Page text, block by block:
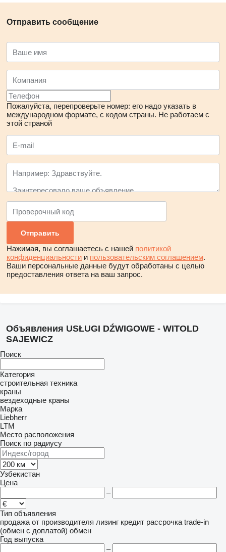
Отправить сообщение
Пожалуйста, перепроверьте номер: его надо указать в
международном формате, с кодом страны. Не работаем с
этой страной
Нажимая, вы соглашаетесь с нашей политикой
конфиденциальности и пользовательским соглашением.
Ваши персональные данные будут обработаны с целью
предоставления ответа на ваш запрос.
Объявления USŁUGI DŹWIGOWE - WITOLD
SAJEWICZ
Поиск
Категория
строительная техника
краны
вездеходные краны
Марка
Liebherr
LTM
Место расположения
Поиск по радиусу
Узбекистан
Цена
–
Тип объявления
продажа от производителя лизинг кредит рассрочка trade-in
(обмен с доплатой) обмен
Год выпуска
–